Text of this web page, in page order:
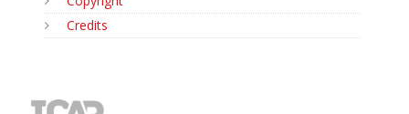
Credits